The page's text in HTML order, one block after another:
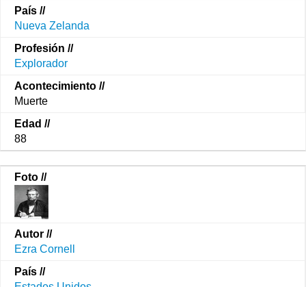
Nueva Zelanda
Explorador
Muerte
88
Ezra Cornell